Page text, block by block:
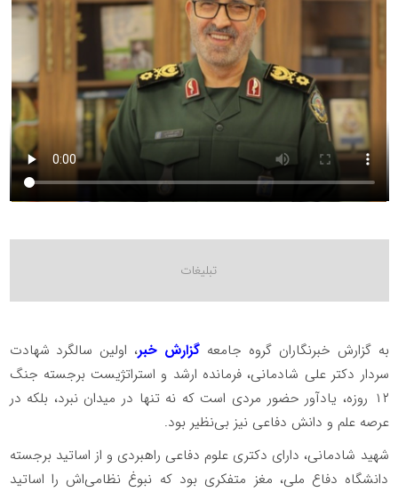
به گزارش خبرنگاران گروه جامعه گزارش خبر، اولین سالگرد شهادت
سردار دکتر علی شادمانی، فرمانده ارشد و استراتژیست برجسته جنگ
۱۲ روزه، یادآور حضور مردی است که نه تنها در میدان نبرد، بلکه در
عرصه علم و دانش دفاعی نیز بی‌نظیر بود.
شهید شادمانی، دارای دکتری علوم دفاعی راهبردی و از اساتید برجسته
دانشگاه دفاع ملی، مغز متفکری بود که نبوغ نظامی‌اش را اساتید